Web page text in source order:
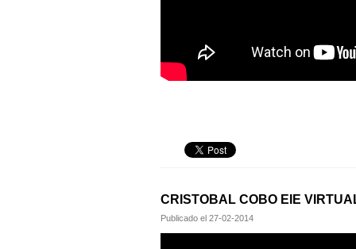
CRISTOBAL COBO EIE
Publicado el 27-02-2014